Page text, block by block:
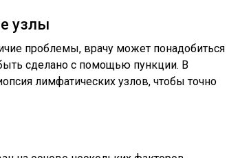
узлы
проблемы, врачу может понадобиться
сделано с помощью пункции. В
лимфатических узлов, чтобы точно